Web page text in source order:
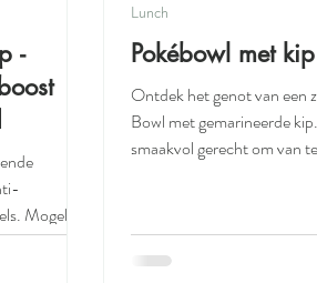
-
Mogelijk
het blog. Ik
te eten
Pokébowl met kip
Ontdek het genot van een
Bowl met gemarineerde
smaakvol gerecht om van
Lunch